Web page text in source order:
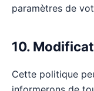
paramètres de
10.
Cette politique